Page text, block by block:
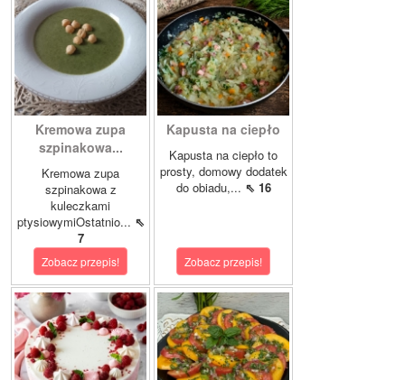
Kremowa zupa
szpinakowa...
Kremowa zupa
szpinakowa z
kuleczkami
ptysiowymiOstatnio... ⇖
7
Zobacz przepis!
Kapusta na ciepło
Kapusta na ciepło to
prosty, domowy dodatek
do obiadu,... ⇖ 16
Zobacz przepis!